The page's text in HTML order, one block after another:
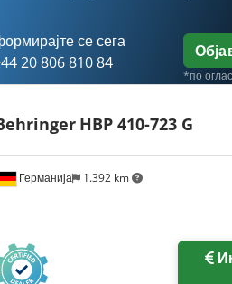
се сега
20 806 810 84
*по
Германија 1.392 km
HBP 410-723 G